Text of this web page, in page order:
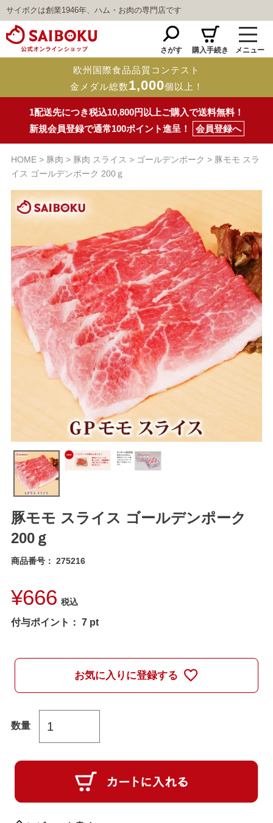
サイボクは創業1946年、ハム・お肉の専門店です
さがす 購入手続き メニュー
欧州国際食品品質コンテスト
金メダル総数1,000個以上！
1配送先につき税込10,800円以上ご購入で送料無料！
新規会員登録で通常100ポイント進呈！
会員登録へ
HOME 豚肉 豚肉 スライス ゴールデンポーク
豚モモ スラ
イス ゴールデンポーク 200ｇ
豚モモ スライス ゴールデンポーク
200ｇ
商品番号 275216
¥666 税込
付与ポイント： 7 pt
お気に入りに登録する